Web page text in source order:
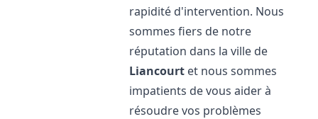
rapidité d'intervention. Nous
sommes fiers de notre
réputation dans la ville de
Liancourt et nous sommes
impatients de vous aider à
résoudre vos problèmes